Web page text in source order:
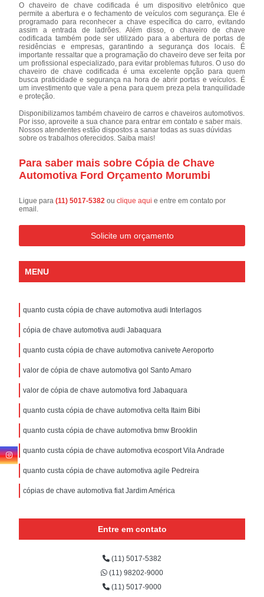
O chaveiro de chave codificada é um dispositivo eletrônico que
permite a abertura e o fechamento de veículos com segurança. Ele é
programado para reconhecer a chave específica do carro, evitando
assim a entrada de ladrões. Além disso, o chaveiro de chave
codificada também pode ser utilizado para a abertura de portas de
residências e empresas, garantindo a segurança dos locais. É
importante ressaltar que a programação do chaveiro deve ser feita por
um profissional especializado, para evitar problemas futuros. O uso do
chaveiro de chave codificada é uma excelente opção para quem
busca praticidade e segurança na hora de abrir portas e veículos. É
um investimento que vale a pena para quem preza pela tranquilidade
e proteção.
Disponibilizamos também chaveiro de carros e chaveiros automotivos.
Por isso, aproveite a sua chance para entrar em contato e saber mais.
Nossos atendentes estão dispostos a sanar todas as suas dúvidas
sobre os trabalhos oferecidos. Saiba mais!
Para saber mais sobre Cópia de Chave
Automotiva Ford Orçamento Morumbi
Ligue para(11) 5017-5382ouclique aqui e entre em contato por
email.
Solicite um orçamento
MENU
quanto custa cópia de chave automotiva audi Interlagos
cópia de chave automotiva audi Jabaquara
quanto custa cópia de chave automotiva canivete Aeroporto
valor de cópia de chave automotiva gol Santo Amaro
valor de cópia de chave automotiva ford Jabaquara
quanto custa cópia de chave automotiva celta Itaim Bibi
quanto custa cópia de chave automotiva bmw Brooklin
quanto custa cópia de chave automotiva ecosport Vila Andrade
quanto custa cópia de chave automotiva agile Pedreira
cópias de chave automotiva fiat Jardim América
Entre em contato
(11) 5017-5382
(11) 98202-9000
(11) 5017-9000